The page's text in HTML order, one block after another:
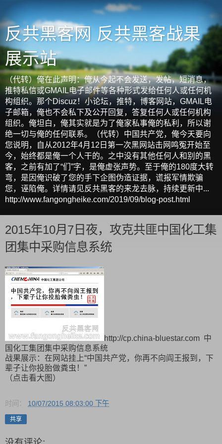
反共黑客网 反共黑客战果
展示站
（代转）俺在此声明：俺从今起不会发送，发帖，短消息，
推特私信或GMAIL电子邮件等各种形式发给任何人或任何机
构组织。那个Discuz！小论坛，推特，博客网站，GMAIL电
子邮箱，俺也不会私下及公开回复，答复任何人或任何机构
组织。俺坦白，俺其实就是为了俺家私事俺的私利，所以谢
绝一切与俺的任何联系。（代转）中国共产党，俺今天要向
您说明，自从2012年4月12日第一次黑网站击网鸣冤开始至
今，始终都是俺一个人干的。之中没有其他任何人和别的黑
客，之前有加了“们”字，是俺虚张声势。至于俺的180度大转
弯，是因俺识破了您的手下企图伪造证据，谎报军情欺骗
您，诬陷俺。详情请见反共黑客的来龙去脉，持续更新中...
http://www.fangongheike.com/2019/09/blog-post.html
2015年10月7日夜，攻克共匪中国化工集
团集中采购信息系统
http://cp.china-bluestar.com 中
国化工集团集中采购信息系统
战果展示：在网站挂上“中国共产党，你再不向阎王报到，下
辈子让你投胎做粪虫！”
（点击看大图）
时间： 10/07/2015 08:03:00 下午
共享